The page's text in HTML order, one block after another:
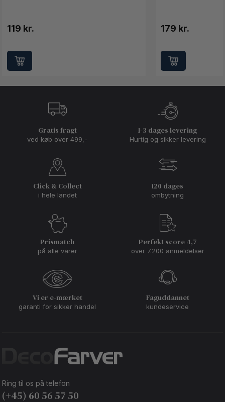
119 kr. 179 kr.
Gratis fragt
ved køb over 499,-
1-3 dages levering
Hurtig og sikker levering
Click & Collect
i hele landet
120 dages
ombytning
Prismatch
på alle varer
Perfekt score 4,7
over 7.200 anmeldelser
Vi er e-mærket
garanti for sikker handel
Faguddannet
kundeservice
Ring til os på telefon
(+45) 60 56 57 50